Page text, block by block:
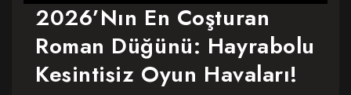
2026’nın En Coşturan
Roman Düğünü: Hayrabolu
Kesintisiz Oyun Havaları!